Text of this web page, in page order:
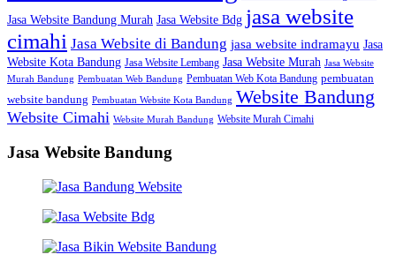
Jasa Website Bandung Murah Jasa Website Bdg jasa website
cimahi Jasa Website di Bandung jasa website indramayu Jasa
Website Kota Bandung Jasa Website Lembang Jasa Website Murah Jasa Website
Murah Bandung Pembuatan Web Bandung Pembuatan Web Kota Bandung pembuatan
website bandung Pembuatan Website Kota Bandung Website Bandung
Website Cimahi Website Murah Bandung Website Murah Cimahi
Jasa Website Bandung